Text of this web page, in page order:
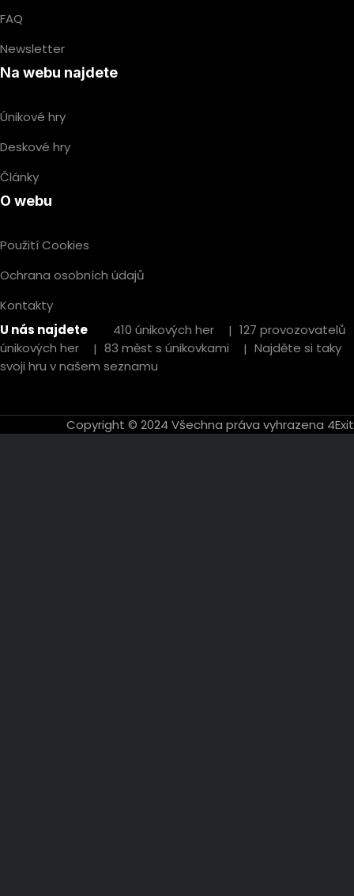
FAQ
Newsletter
Na webu najdete
Únikové hry
Deskové hry
Články
O webu
Použití Cookies
Ochrana osobních údajů
Kontakty
U nás najdete
410 únikových her
127 provozovatelů
únikových her
83 měst s únikovkami
Najděte si taky
svoji hru v našem seznamu
Copyright © 2024 Všechna práva vyhrazena 4Exit